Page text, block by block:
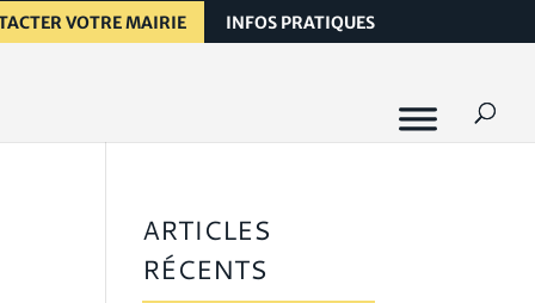
VOTRE MAIRIE INFOS PRATIQUES
ARTICLES
RÉCENTS